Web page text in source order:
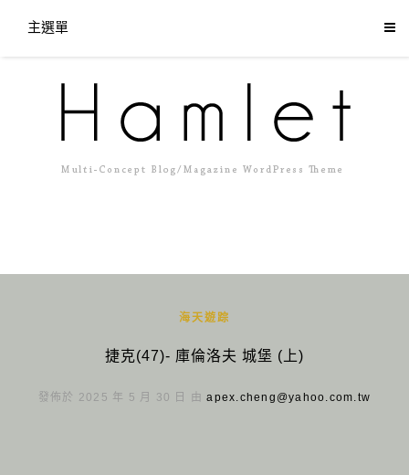
主選單
海天遊踪
捷克(47)- 庫倫洛夫 城堡 (上)
發佈於 2025 年 5 月 30 日 由apex.cheng@yahoo.com.tw